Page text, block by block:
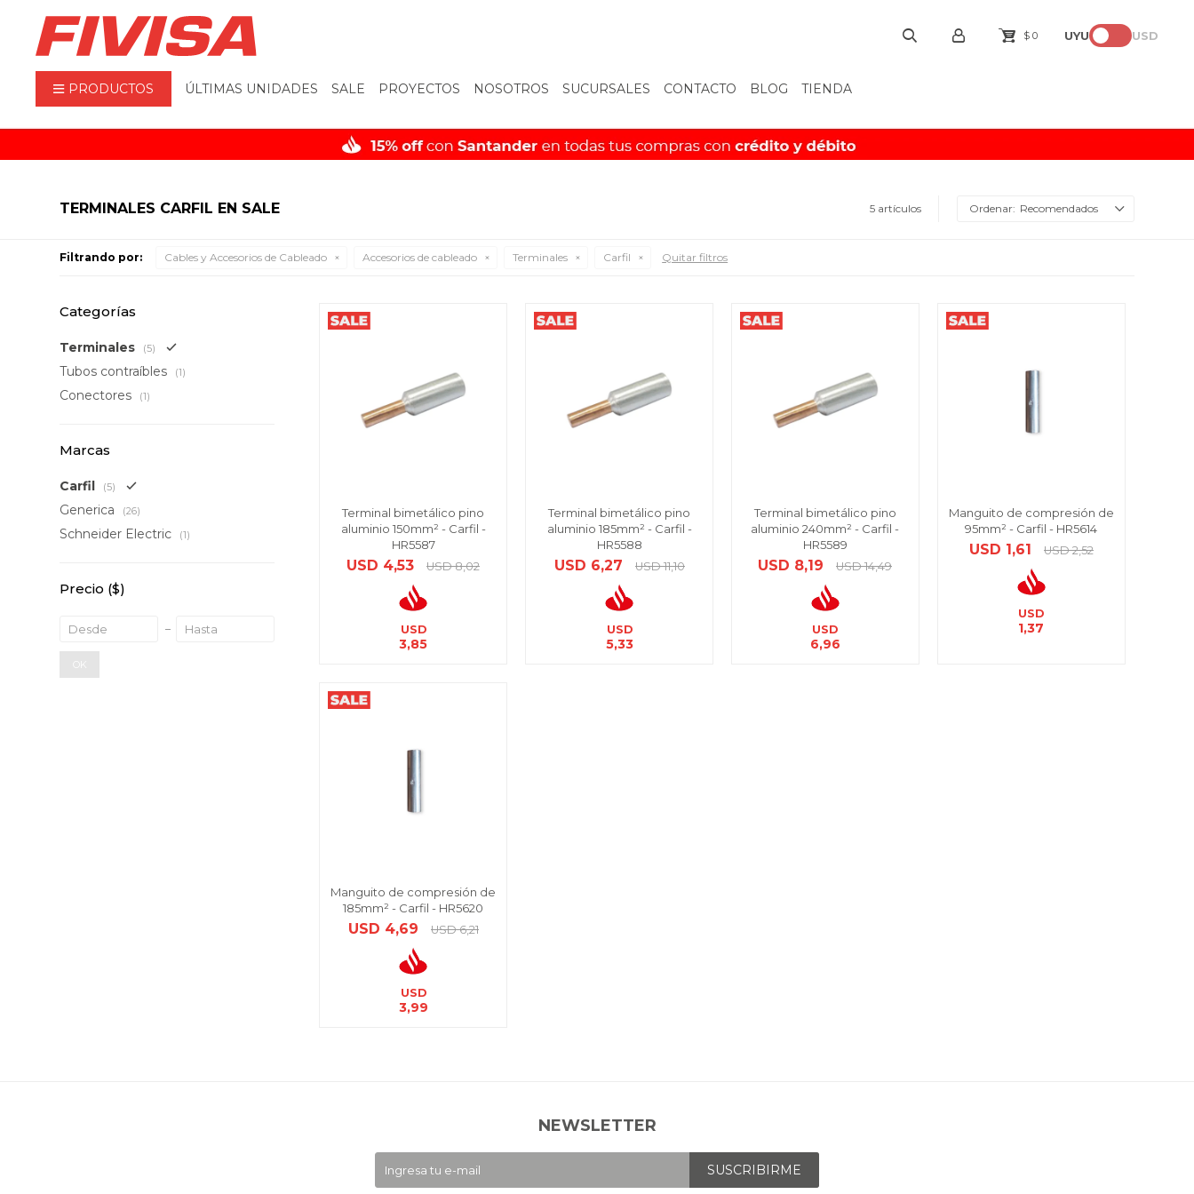
PRODUCTOS ÚLTIMAS UNIDADES SALE PROYECTOS NOSOTROS SUCURSALES CONTACTO BLOG TIENDA
$ 0 UYU USD
TERMINALES CARFIL EN SALE 5 artículos Recomendados
Filtrando por: Cables y Accesorios de Cableado Accesorios de cableado Terminales Carfil Quitar filtros
Terminal bimetálico pino
aluminio 150mm² - Carfil -
HR5587
USD 4,53 USD 8,02
USD
3,85
Terminal bimetálico pino
aluminio 185mm² - Carfil -
HR5588
USD 6,27 USD 11,10
USD
5,33
Terminal bimetálico pino
aluminio 240mm² - Carfil -
HR5589
USD 8,19 USD 14,49
USD
6,96
Manguito de compresión de
95mm² - Carfil - HR5614
USD 1,61 USD 2,52
USD
1,37
Manguito de compresión de
185mm² - Carfil - HR5620
USD 4,69 USD 6,21
USD
3,99
Categorías
Terminales (5)
Tubos contraíbles (1)
Conectores (1)
Marcas
Carfil (5)
Generica (26)
Schneider Electric (1)
Precio ($)
OK
NEWSLETTER
SUSCRIBIRME